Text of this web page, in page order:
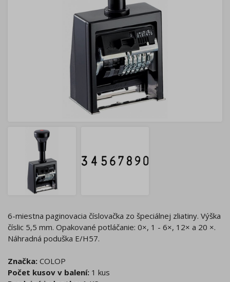
6-miestna paginovacia číslovačka zo špeciálnej zliatiny. Výška
číslic 5,5 mm. Opakované potláčanie: 0×, 1 - 6×, 12× a 20 ×.
Náhradná poduška E/H57.
Značka: COLOP
Počet kusov v balení: 1 kus